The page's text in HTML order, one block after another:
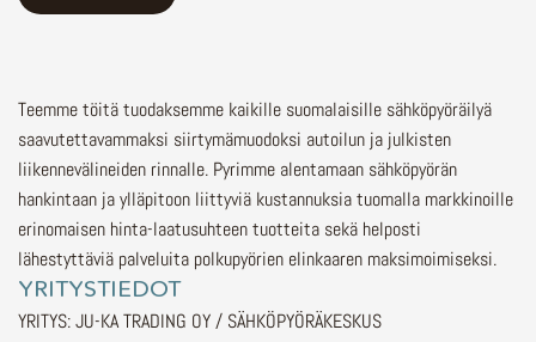
Teemme töitä tuodaksemme kaikille suomalaisille sähköpyöräilyä
saavutettavammaksi siirtymämuodoksi autoilun ja julkisten
liikennevälineiden rinnalle. Pyrimme alentamaan sähköpyörän
hankintaan ja ylläpitoon liittyviä kustannuksia tuomalla markkinoille
erinomaisen hinta-laatusuhteen tuotteita sekä helposti
lähestyttäviä palveluita polkupyörien elinkaaren maksimoimiseksi.
YRITYSTIEDOT
YRITYS: JU-KA TRADING OY / SÄHKÖPYÖRÄKESKUS